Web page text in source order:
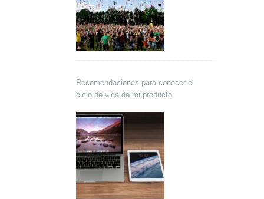
Recomendaciones para conocer el
ciclo de vida de mi producto